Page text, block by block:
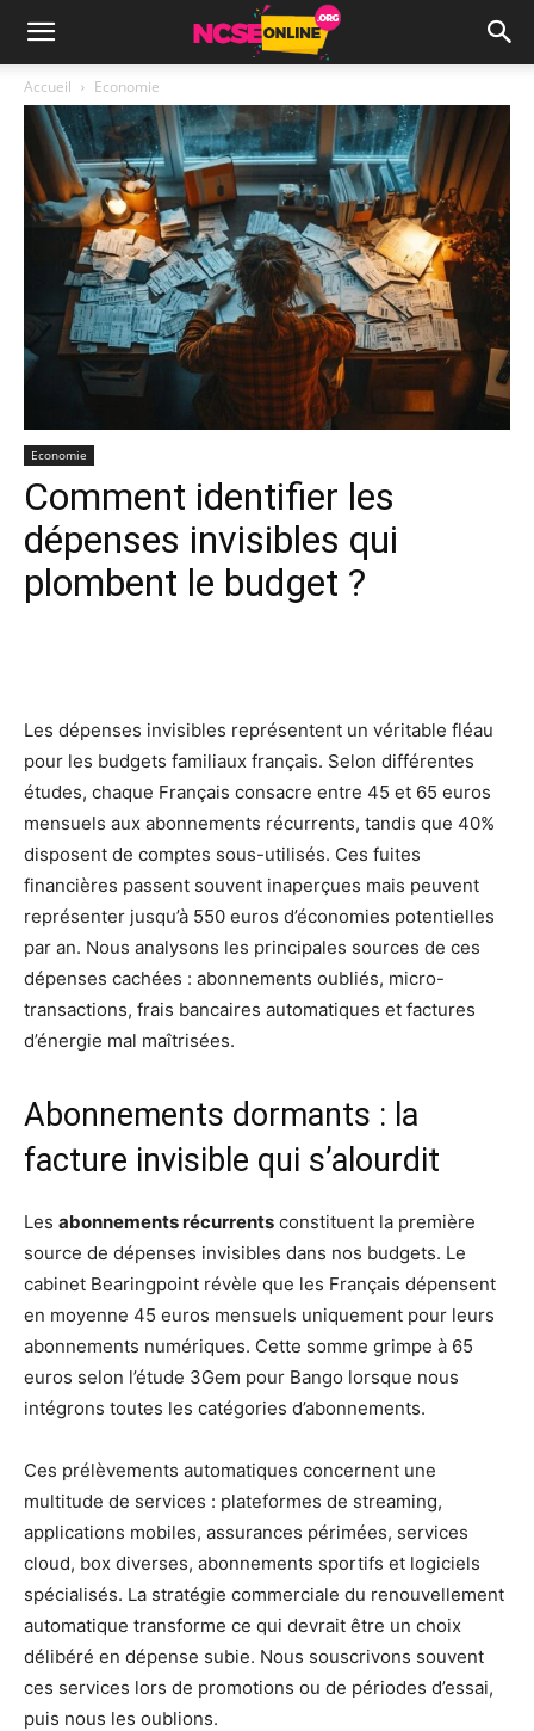
Accueil Economie
Economie
Comment identifier les
dépenses invisibles qui
plombent le budget ?
Les dépenses invisibles représentent un véritable fléau
pour les budgets familiaux français. Selon différentes
études, chaque Français consacre entre 45 et 65 euros
mensuels aux abonnements récurrents, tandis que 40%
disposent de comptes sous-utilisés. Ces fuites
financières passent souvent inaperçues mais peuvent
représenter jusqu’à 550 euros d’économies potentielles
par an. Nous analysons les principales sources de ces
dépenses cachées : abonnements oubliés, micro-
transactions, frais bancaires automatiques et factures
d’énergie mal maîtrisées.
Abonnements dormants : la
facture invisible qui s’alourdit
Les abonnements récurrents constituent la première
source de dépenses invisibles dans nos budgets. Le
cabinet Bearingpoint révèle que les Français dépensent
en moyenne 45 euros mensuels uniquement pour leurs
abonnements numériques. Cette somme grimpe à 65
euros selon l’étude 3Gem pour Bango lorsque nous
intégrons toutes les catégories d’abonnements.
Ces prélèvements automatiques concernent une
multitude de services : plateformes de streaming,
applications mobiles, assurances périmées, services
cloud, box diverses, abonnements sportifs et logiciels
spécialisés. La stratégie commerciale du renouvellement
automatique transforme ce qui devrait être un choix
délibéré en dépense subie. Nous souscrivons souvent
ces services lors de promotions ou de périodes d’essai,
puis nous les oublions.